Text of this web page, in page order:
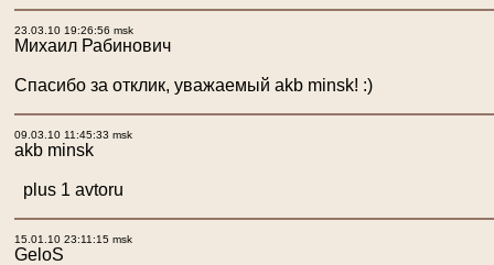
23.03.10 19:26:56 msk
Михаил Рабинович
Спасибо за отклик, уважаемый akb minsk! :)
09.03.10 11:45:33 msk
akb minsk
plus 1 avtoru
15.01.10 23:11:15 msk
GeloS